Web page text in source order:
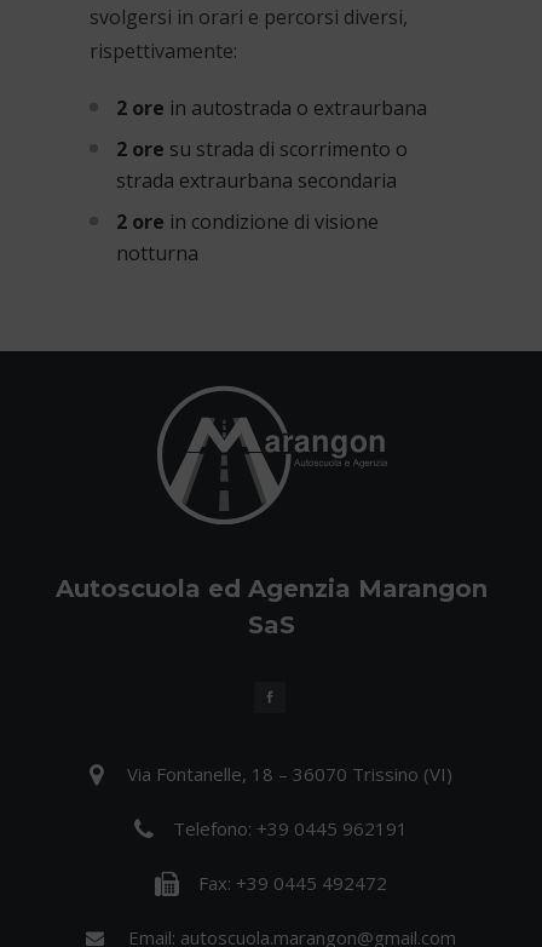
svolgersi in orari e percorsi diversi,
rispettivamente:
2 ore in autostrada o extraurbana
2 ore su strada di scorrimento o
strada extraurbana secondaria
2 ore in condizione di visione
notturna
Autoscuola ed Agenzia Marangon
SaS
Via Fontanelle, 18 – 36070 Trissino (VI)
Telefono: +39 0445 962191
Fax: +39 0445 492472
Email: autoscuola.marangon@gmail.com